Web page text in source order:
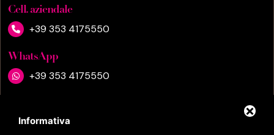
Cell. aziendale
+39 353 4175550
WhatsApp
+39 353 4175550
info@dottoressalindabui.it
Informativa